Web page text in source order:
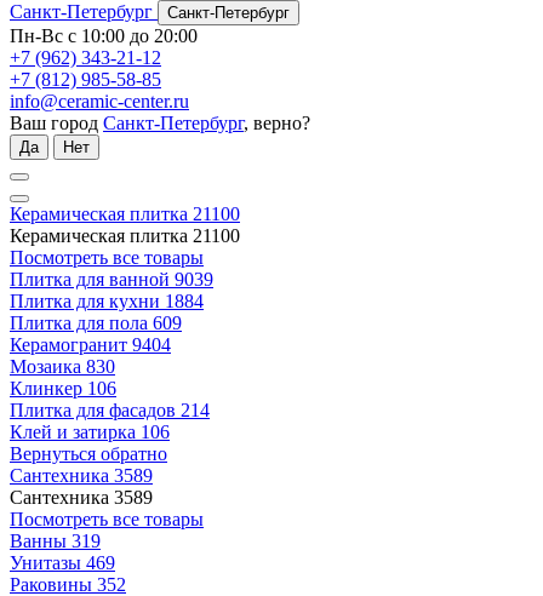
Санкт-Петербург
Санкт-Петербург
Пн-Вс с 10:00 до 20:00
+7 (962) 343-21-12
+7 (812) 985-58-85
info@ceramic-center.ru
Ваш город Санкт-Петербург, верно?
Да Нет
Керамическая плитка 21100
Керамическая плитка 21100
Посмотреть все товары
Плитка для ванной 9039
Плитка для кухни 1884
Плитка для пола 609
Керамогранит 9404
Мозаика 830
Клинкер 106
Плитка для фасадов 214
Клей и затирка 106
Вернуться обратно
Сантехника 3589
Сантехника 3589
Посмотреть все товары
Ванны 319
Унитазы 469
Раковины 352